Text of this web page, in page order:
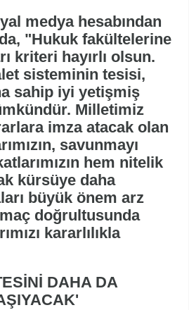
medya hesabından
"Hukuk fakültelerine
kriteri hayırlı olsun.
sisteminin tesisi,
sahip iyi yetişmiş
Milletimiz
imza atacak olan
savunmayı
hem nitelik
kürsüye daha
büyük önem arz
doğrultusunda
kararlılıkla
DAHA DA